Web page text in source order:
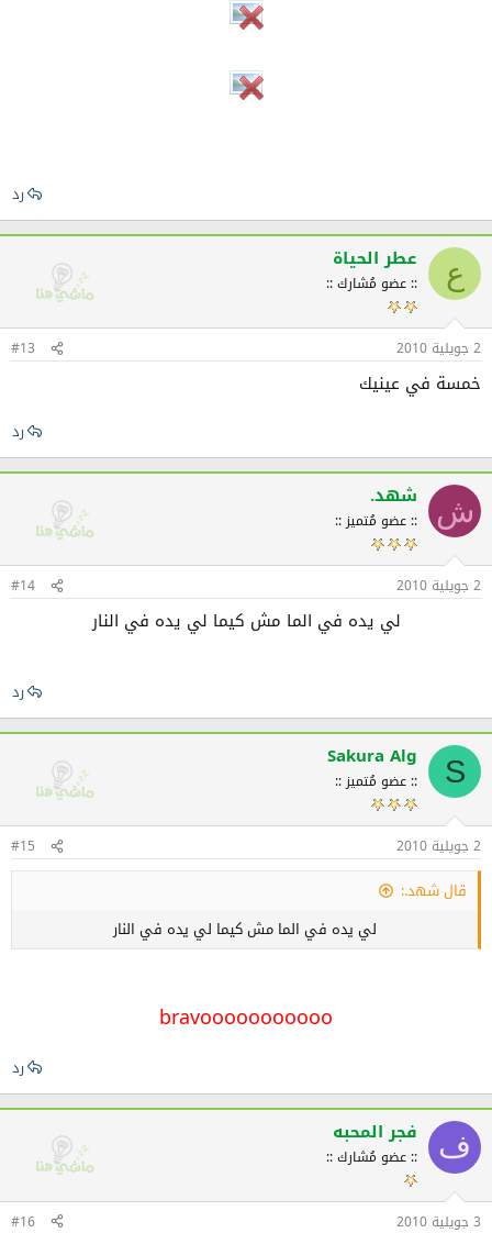
رد
ع عطر الحياة
:: عضو مُشارك ::
2 جويلية 2010 #13
خمسة في عينيك
رد
ش شهد.
:: عضو مُتميز ::
2 جويلية 2010 #14
لي يده في الما مش كيما لي يده في النار
رد
S
Sakura Alg
:: عضو مُتميز ::
2 جويلية 2010 #15
قال شهد.:
لي يده في الما مش كيما لي يده في النار​
bravooooooooooo
رد
ف فجر المحبه
:: عضو مُشارك ::
3 جويلية 2010 #16